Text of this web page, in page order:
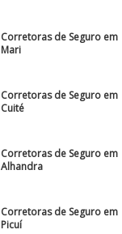
Corretoras de Seguro em
Mari
Corretoras de Seguro em
Cuité
Corretoras de Seguro em
Alhandra
Corretoras de Seguro em
Picuí